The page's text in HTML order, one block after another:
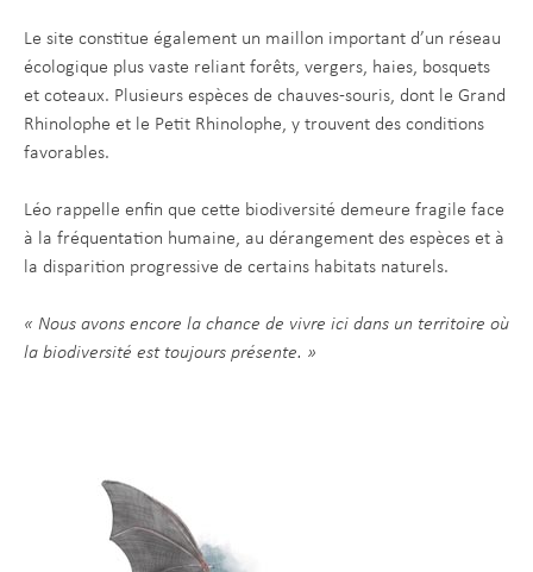
Le site constitue également un maillon important d’un réseau
écologique plus vaste reliant forêts, vergers, haies, bosquets
et coteaux. Plusieurs espèces de chauves-souris, dont le Grand
Rhinolophe et le Petit Rhinolophe, y trouvent des conditions
favorables.
Léo rappelle enfin que cette biodiversité demeure fragile face
à la fréquentation humaine, au dérangement des espèces et à
la disparition progressive de certains habitats naturels.
« Nous avons encore la chance de vivre ici dans un territoire où
la biodiversité est toujours présente. »